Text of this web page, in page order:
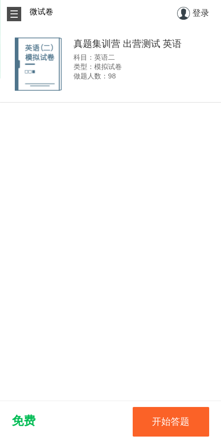
微试卷 登录
真题集训营 出营测试 英语
科目：英语二
类型：模拟试卷
做题人数：98
免费 开始答题